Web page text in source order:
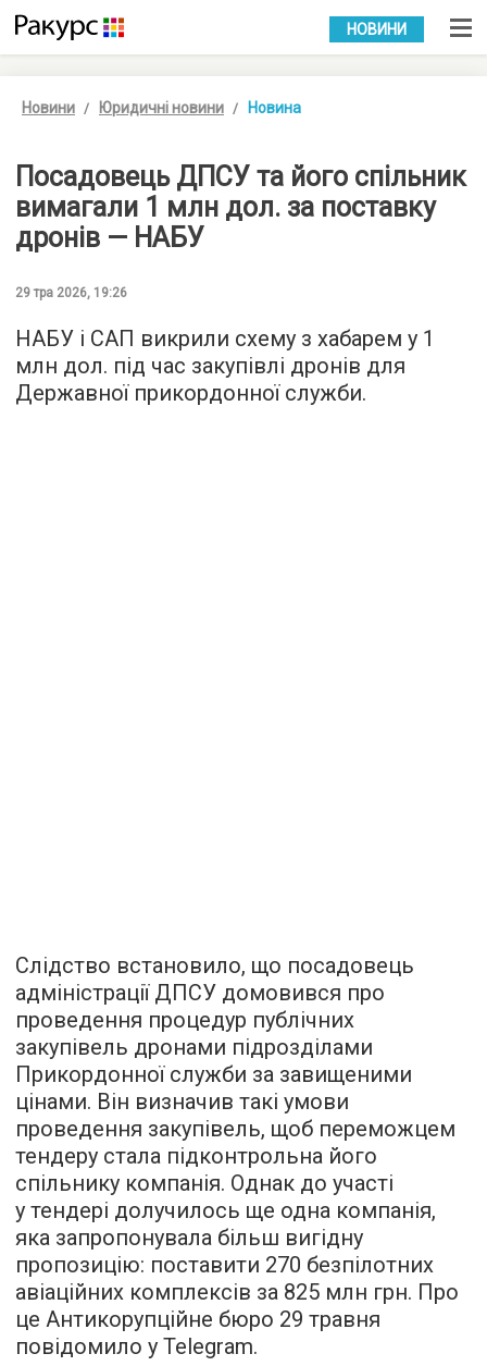
УКР РУС
НОВИНИ
Новини Юридичні новини Новина
Посадовець ДПСУ та його спільник
вимагали 1 млн дол. за поставку
дронів — НАБУ
29 тра 2026, 19:26
НАБУ і САП викрили схему з хабарем у 1
млн дол. під час закупівлі дронів для
Державної прикордонної служби.
Слідство встановило, що посадовець
адміністрації ДПСУ домовився про
проведення процедур публічних
закупівель дронами підрозділами
Прикордонної служби за завищеними
цінами. Він визначив такі умови
проведення закупівель, щоб переможцем
тендеру стала підконтрольна його
спільнику компанія. Однак до участі
у тендері долучилось ще одна компанія,
яка запропонувала більш вигідну
пропозицію: поставити 270 безпілотних
авіаційних комплексів за 825 млн грн. Про
це Антикорупційне бюро 29 травня
повідомило у Telegram.